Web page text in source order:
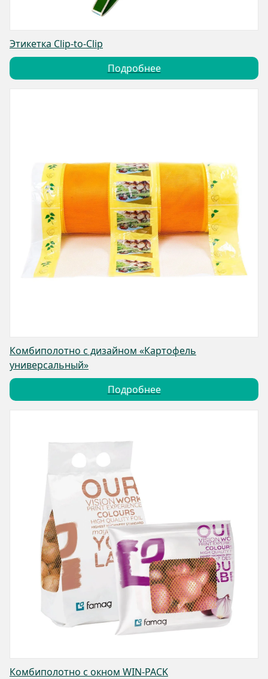
Этикетка Clip-to-Clip
Подробнее
Комбиполотно с дизайном «Картофель
универсальный»
Подробнее
Комбиполотно с окном WIN-PACK